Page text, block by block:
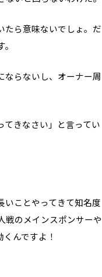
たら意味ないでしょ。だ
ならないし、オーナー周
てきなさい」と言ってい
いことやってきて知名度
戦のメインスポンサーや
んですよ！